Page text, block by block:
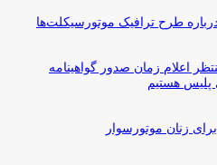
طرح ترافیک موتورسیکلت‌ها
اعلام زمان صدور گواهینامه
پلیس هستیم
زنان موتورسوار